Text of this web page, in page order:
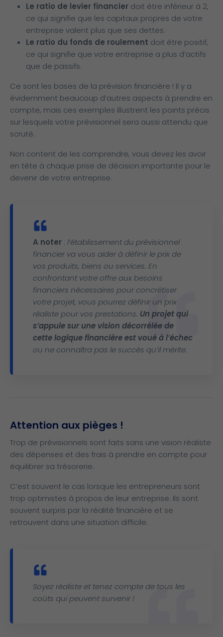
Le ratio de levier financier doit être inférieur à 2,
ce qui signifie que les capitaux propres de votre
entreprise valent plus que ses dettes.
Le ratio du fonds de roulement doit être positif,
ce qui signifie que votre entreprise a plus d’actifs
que de passifs.
Ce sont les bases de la prévision financière ! Il y a
évidemment beaucoup d’autres aspects à prendre en
compte, mais ces exemples illustrent les points précis
sur lesquels votre prévisionnel sera aussi attendu que
scruté.
Non content de les comprendre, vous devez les avoir
en tête à chaque prise de décision importante pour le
devenir de votre entreprise.
A noter : l’établissement du prévisionnel
financier va vous aider à définir le prix de
vos produits, biens ou services. En
confrontant votre offre aux besoins
financiers nécessaires pour concrétiser
votre projet, vous pourrez définir un prix
réaliste pour vos prestations. Un projet qui
s’appuie sur une vision décorrélée de
cette logique financière est voué à l’échec
ou ne connaîtra pas le succès qu’il mérite.
Attention aux pièges !
Trop de prévisionnels sont faits sans une vision réaliste
des dépenses et des frais à prendre en compte pour
équilibrer sa trésorerie.
C’est souvent le cas lorsque les entrepreneurs sont
trop optimistes à propos de leur entreprise. Ils sont
souvent surpris par la réalité financière et se
retrouvent dans une situation difficile.
Soyez réaliste et tenez compte de tous les
coûts qui peuvent survenir !